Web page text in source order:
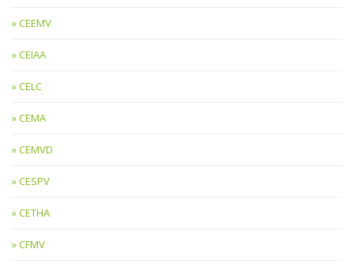
CEEMV
CEIAA
CELC
CEMA
CEMVD
CESPV
CETHA
CFMV